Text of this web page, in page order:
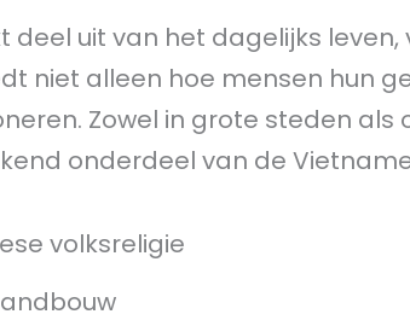
uit van het dagelijks
niet alleen hoe mensen hun
Zowel in grote steden
onderdeel van de
volksreligie